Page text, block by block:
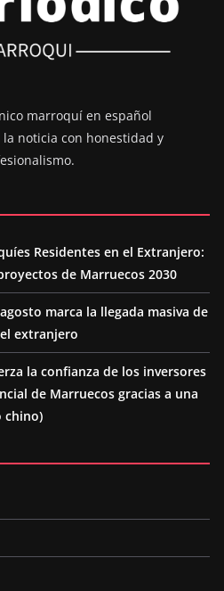
marroquí en español
noticia con honestidad y
Residentes en el Extranjero:
de Marruecos 2030
marca la llegada masiva de
extranjero
la confianza de los inversores
de Marruecos gracias a una
chino)